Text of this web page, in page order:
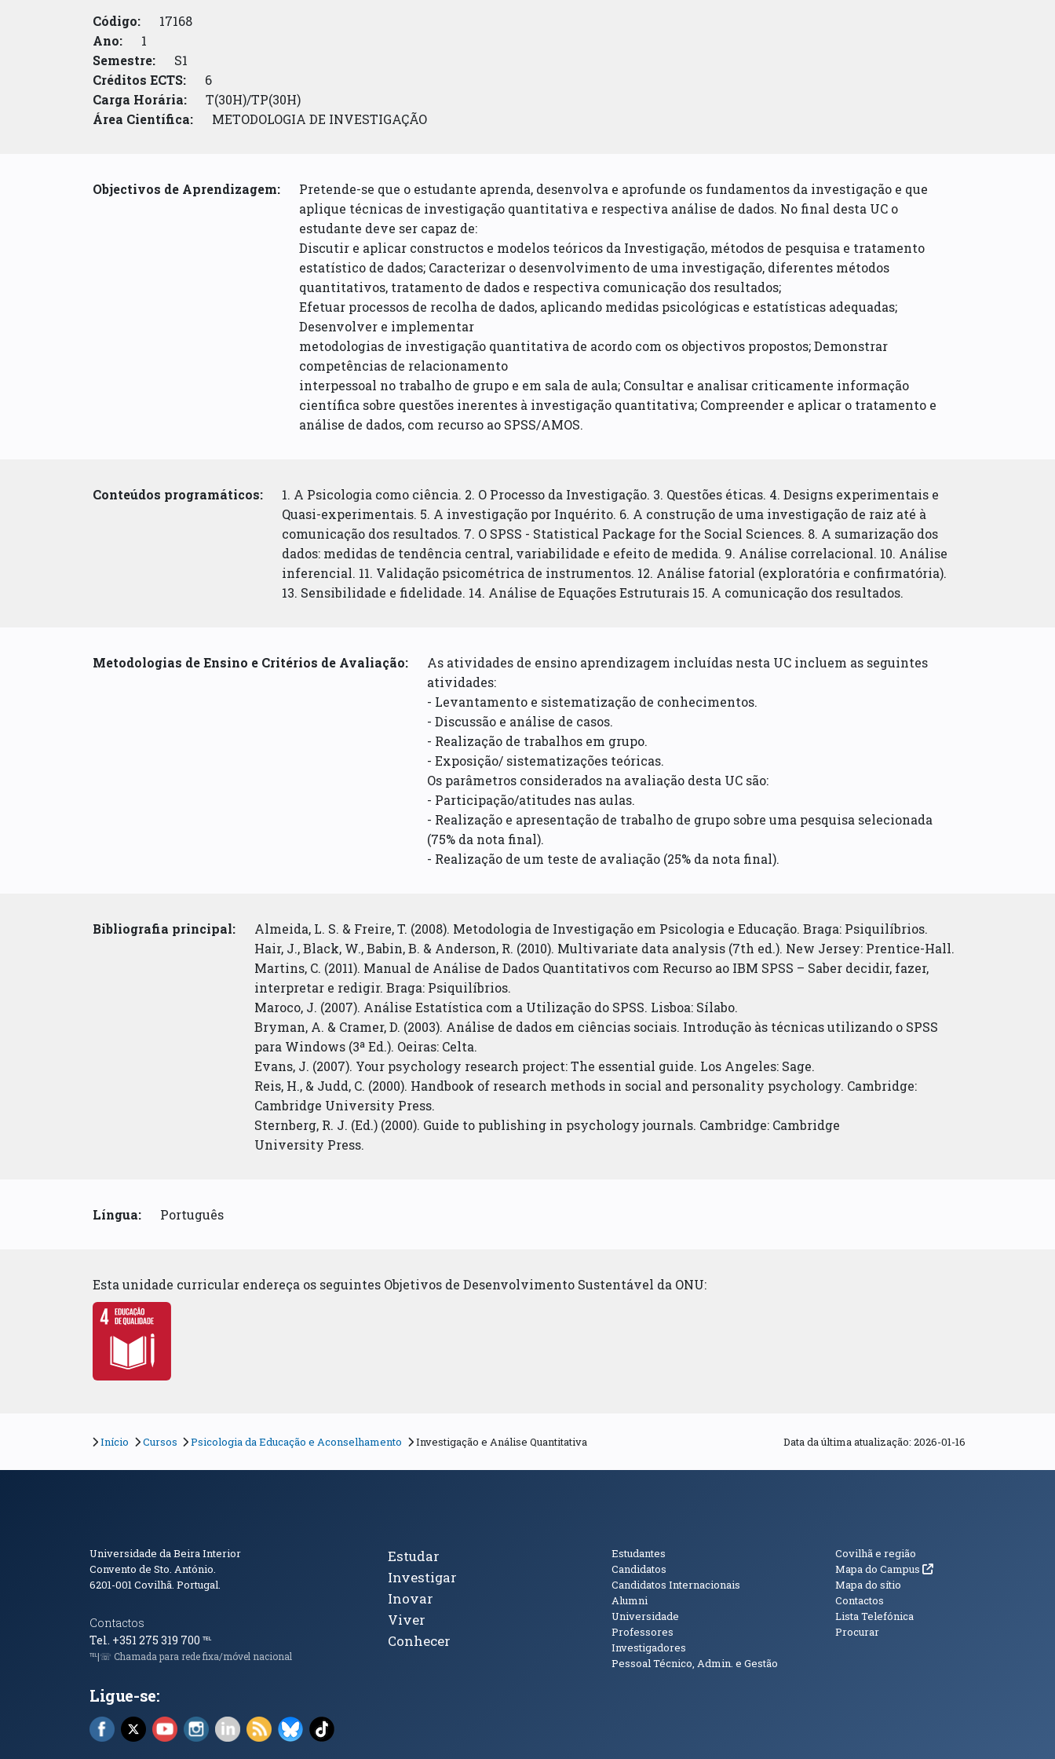
Código:
17168
Ano:
1
Semestre:
S1
Créditos ECTS:
6
Carga Horária:
T(30H)/TP(30H)
Área Científica:
METODOLOGIA DE INVESTIGAÇÃO
Objectivos de Aprendizagem:
Pretende-se que o estudante aprenda, desenvolva e aprofunde os fundamentos da investigação e que
aplique técnicas de investigação quantitativa e respectiva análise de dados. No final desta UC o
estudante deve ser capaz de:
Discutir e aplicar constructos e modelos teóricos da Investigação, métodos de pesquisa e tratamento
estatístico de dados; Caracterizar o desenvolvimento de uma investigação, diferentes métodos
quantitativos, tratamento de dados e respectiva comunicação dos resultados;
Efetuar processos de recolha de dados, aplicando medidas psicológicas e estatísticas adequadas;
Desenvolver e implementar
metodologias de investigação quantitativa de acordo com os objectivos propostos; Demonstrar
competências de relacionamento
interpessoal no trabalho de grupo e em sala de aula; Consultar e analisar criticamente informação
científica sobre questões inerentes à investigação quantitativa; Compreender e aplicar o tratamento e
análise de dados, com recurso ao SPSS/AMOS.
Conteúdos programáticos:
1. A Psicologia como ciência. 2. O Processo da Investigação. 3. Questões éticas. 4. Designs experimentais e
Quasi-experimentais. 5. A investigação por Inquérito. 6. A construção de uma investigação de raiz até à
comunicação dos resultados. 7. O SPSS - Statistical Package for the Social Sciences. 8. A sumarização dos
dados: medidas de tendência central, variabilidade e efeito de medida. 9. Análise correlacional. 10. Análise
inferencial. 11. Validação psicométrica de instrumentos. 12. Análise fatorial (exploratória e confirmatória).
13. Sensibilidade e fidelidade. 14. Análise de Equações Estruturais 15. A comunicação dos resultados.
Metodologias de Ensino e Critérios de Avaliação:
As atividades de ensino aprendizagem incluídas nesta UC incluem as seguintes
atividades:
- Levantamento e sistematização de conhecimentos.
- Discussão e análise de casos.
- Realização de trabalhos em grupo.
- Exposição/ sistematizações teóricas.
Os parâmetros considerados na avaliação desta UC são:
- Participação/atitudes nas aulas.
- Realização e apresentação de trabalho de grupo sobre uma pesquisa selecionada
(75% da nota final).
- Realização de um teste de avaliação (25% da nota final).
Bibliografia principal:
Almeida, L. S. & Freire, T. (2008). Metodologia de Investigação em Psicologia e Educação. Braga: Psiquilíbrios.
Hair, J., Black, W., Babin, B. & Anderson, R. (2010). Multivariate data analysis (7th ed.). New Jersey: Prentice-Hall.
Martins, C. (2011). Manual de Análise de Dados Quantitativos com Recurso ao IBM SPSS – Saber decidir, fazer,
interpretar e redigir. Braga: Psiquilíbrios.
Maroco, J. (2007). Análise Estatística com a Utilização do SPSS. Lisboa: Sílabo.
Bryman, A. & Cramer, D. (2003). Análise de dados em ciências sociais. Introdução às técnicas utilizando o SPSS
para Windows (3ª Ed.). Oeiras: Celta.
Evans, J. (2007). Your psychology research project: The essential guide. Los Angeles: Sage.
Reis, H., & Judd, C. (2000). Handbook of research methods in social and personality psychology. Cambridge:
Cambridge University Press.
Sternberg, R. J. (Ed.) (2000). Guide to publishing in psychology journals. Cambridge: Cambridge
University Press.
Língua: Português
Esta unidade curricular endereça os seguintes Objetivos de Desenvolvimento Sustentável da ONU:
Início Cursos Psicologia da Educação e Aconselhamento Investigação e Análise Quantitativa Data da última atualização: 2026-01-16
Informações de Contacto
Universidade da Beira Interior
Convento de Sto. António.
6201-001Covilhã. Portugal.
Contactos
Tel. +351 275 319 700 ℡
℡|☏ Chamada para rede fixa/móvel nacional
Ligue-se:
Facebook (abre em nova janela)
X (abre em nova janela)
YouTube (abre em nova janela)
Instagram (abre em nova janela)
LinkedIn (abre em nova janela)
RSS (abre em nova janela)
Bluesky (abre em nova janela)
TikTok (abre em nova janela)
Tópicos Principais
Estudar
Investigar
Inovar
Viver
Conhecer
Públicos
Estudantes
Candidatos
Candidatos Internacionais
Alumni
Universidade
Professores
Investigadores
Pessoal Técnico, Admin. e Gestão
Informações
Covilhã e região
Mapa do Campus (abre em nova janela)
Mapa do sítio
Contactos
Lista Telefónica
Procurar